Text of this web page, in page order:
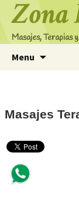
Zona
Masajes, Terapias
Menu
Masajes